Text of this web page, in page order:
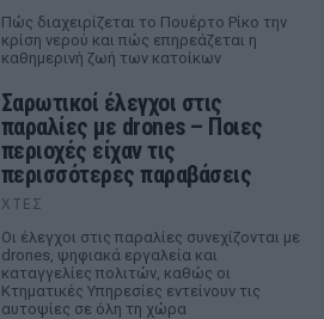
Πώς διαχειρίζεται το Πουέρτο Ρίκο την
κρίση νερού και πώς επηρεάζεται η
καθημερινή ζωή των κατοίκων
Σαρωτικοί έλεγχοι στις
παραλίες με drones – Ποιες
περιοχές είχαν τις
περισσότερες παραβάσεις
ΧΤΕΣ
Οι έλεγχοι στις παραλίες συνεχίζονται με
drones, ψηφιακά εργαλεία και
καταγγελίες πολιτών, καθώς οι
Κτηματικές Υπηρεσίες εντείνουν τις
αυτοψίες σε όλη τη χώρα